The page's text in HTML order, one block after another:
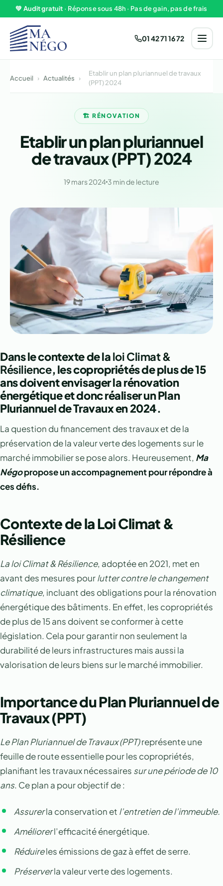
Aller au contenu
💚 Audit gratuit · Réponse sous 48h · Pas de gain, pas de frais
01 42 71 16 72
Accueil › Actualités ›
Etablir un plan pluriannuel de travaux
(PPT) 2024
🏗️ RÉNOVATION
Etablir un plan pluriannuel
de travaux (PPT) 2024
19 mars 2024 3 min de lecture
Dans le contexte de laloi Climat &
Résilience, les copropriétés de plus de 15
ans doivent envisager la rénovation
énergétique et donc réaliser un Plan
Pluriannuel de Travaux en 2024.
La question du financement des travaux et de la
préservation de la valeur verte des logements sur le
marché immobilier se pose alors. Heureusement, Ma
Négopropose un accompagnement pour répondre à
ces défis.
Contexte de la Loi Climat &
Résilience
La loi Climat & Résilience, adoptée en 2021, met en
avant des mesures pourlutter contre le changement
climatique, incluant des obligations pour la rénovation
énergétique des bâtiments. En effet, les copropriétés
de plus de 15 ans doivent se conformer à cette
législation. Cela pour garantir non seulement la
durabilité de leurs infrastructures mais aussi la
valorisation de leurs biens sur le marché immobilier.
Importance du Plan Pluriannuel de
Travaux (PPT)
Le Plan Pluriannuel de Travaux (PPT)représente une
feuille de route essentielle pour les copropriétés,
planifiant les travaux nécessaires sur une période de 10
ans. Ce plan a pour objectif de :
Assurerla conservation et l’entretien de l’immeuble.
Améliorerl’efficacité énergétique.
Réduireles émissions de gaz à effet de serre.
Préserverla valeur verte des logements.